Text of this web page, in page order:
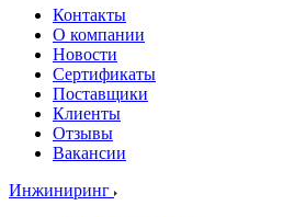
Контакты
О компании
Новости
Сертификаты
Поставщики
Клиенты
Отзывы
Вакансии
Инжиниринг